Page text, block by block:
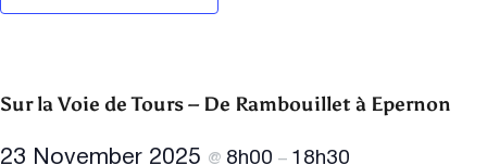
Sur la Voie de Tours – De Rambouillet à Epernon
23 November 2025 @ 8h00 – 18h30